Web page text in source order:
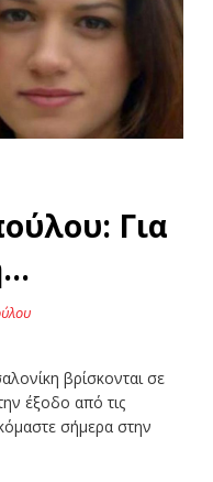
Για
βρίσκονται σε
έξοδο από τις
σήμερα στην